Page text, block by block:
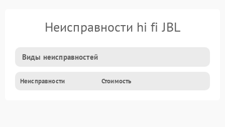
Неисправности hi fi JBL
Виды неисправностей
Неисправности Стоимость